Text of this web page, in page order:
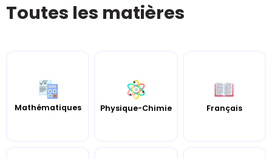
Toutes les matières
Mathématiques Physique-Chimie Français